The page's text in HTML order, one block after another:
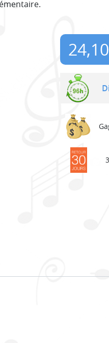
24,10